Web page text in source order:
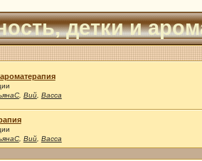
детки и
, Вий, Васса
, Вий, Васса